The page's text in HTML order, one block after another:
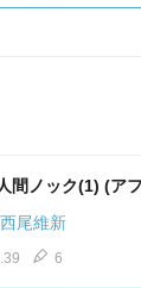
間ノック(1) (ア
尾維新
6